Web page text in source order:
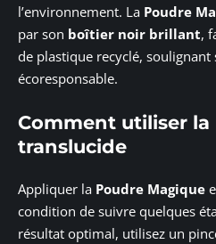
l’environnement. La Poudre
par son boîtier noir brillant,
de plastique recyclé, soulignant
écoresponsable.
Comment utiliser la
translucide
Appliquer la Poudre Magique
condition de suivre quelques
résultat optimal, utilisez un